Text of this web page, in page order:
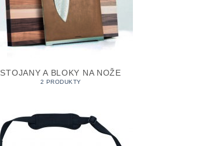
STOJANY A BLOKY NA NOŽE
2 PRODUKTY